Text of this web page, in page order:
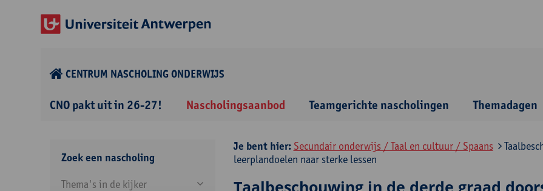
CENTRUM NASCHOLING ONDERWIJS
CNO pakt uit in 26-27! Nascholingsaanbod Teamgerichte nascholingen Themadagen
Zoek een nascholing
Thema's in de kijker
Je bent hier: Secundair onderwijs / Taal en cultuur / Spaans
leerplandoelen naar sterke lessen
Taalbeschouwing in de derde graad